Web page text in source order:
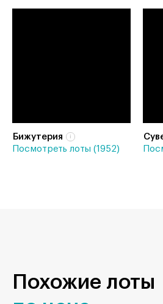
Бижутерия
Посмотреть лоты (1952)
Похожие лоты